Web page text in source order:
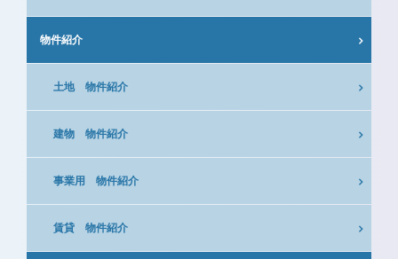
物件紹介
土地 物件紹介
建物 物件紹介
事業用 物件紹介
賃貸 物件紹介